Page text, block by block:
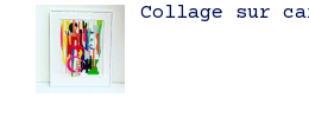
Collage sur